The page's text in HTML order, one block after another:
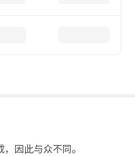
因此与众不同。